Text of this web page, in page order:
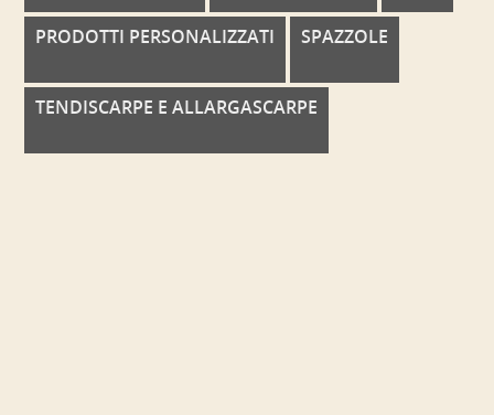
PRODOTTI PERSONALIZZATI SPAZZOLE
TENDISCARPE E ALLARGASCARPE